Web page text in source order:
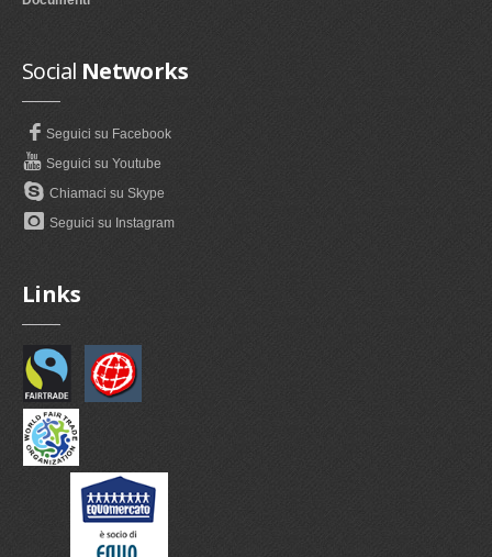
Social Networks
Seguici su Facebook
Seguici su Youtube
Chiamaci su Skype
Seguici su Instagram
Links